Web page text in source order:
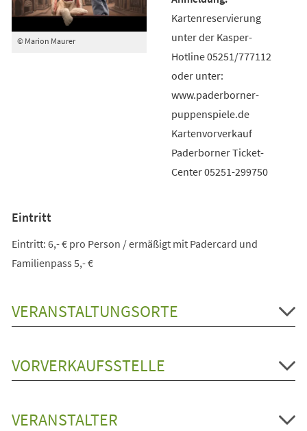
© Marion Maurer
Kartenreservierung
unter der Kasper-
Hotline 05251/777112
oder unter:
www.paderborner-
puppenspiele.de
Kartenvorverkauf
Paderborner Ticket-
Center 05251-299750
Eintritt
Eintritt: 6,- € pro Person / ermäßigt mit Padercard und
Familienpass 5,- €
VERANSTALTUNGSORTE
VORVERKAUFSSTELLE
VERANSTALTER